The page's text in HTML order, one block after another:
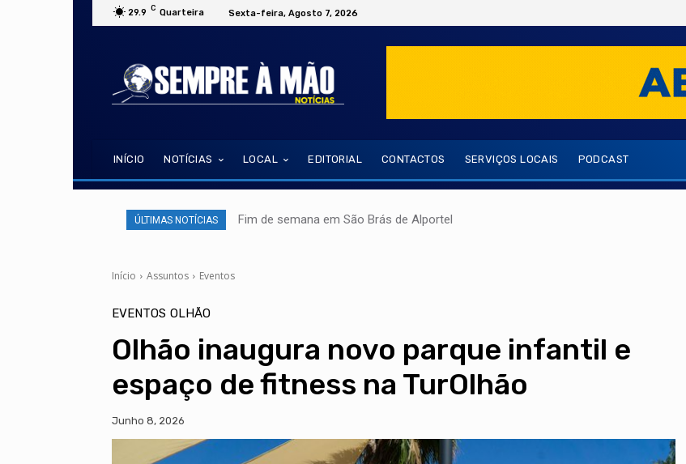
29.9 C Quarteira Sexta-feira, Agosto 7, 2026
INÍCIO NOTÍCIAS LOCAL EDITORIAL CONTACTOS SERVIÇOS LOCAIS PODCAST
ÚLTIMAS NOTÍCIAS Fim de semana em São Brás de Alportel
Início Assuntos Eventos
EVENTOS OLHÃO
Olhão inaugura novo parque infantil e
espaço de fitness na TurOlhão
Junho 8, 2026